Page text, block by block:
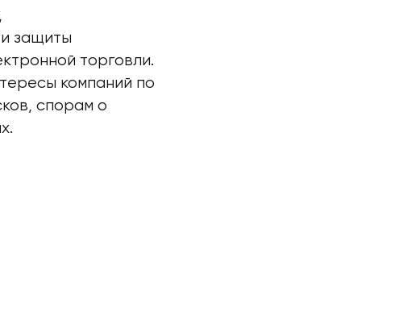
защиты
торговли.
компаний по
спорам о